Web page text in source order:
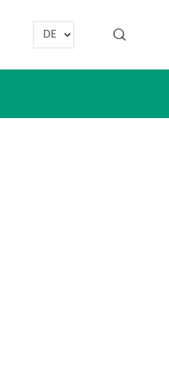
Sprache auswählen